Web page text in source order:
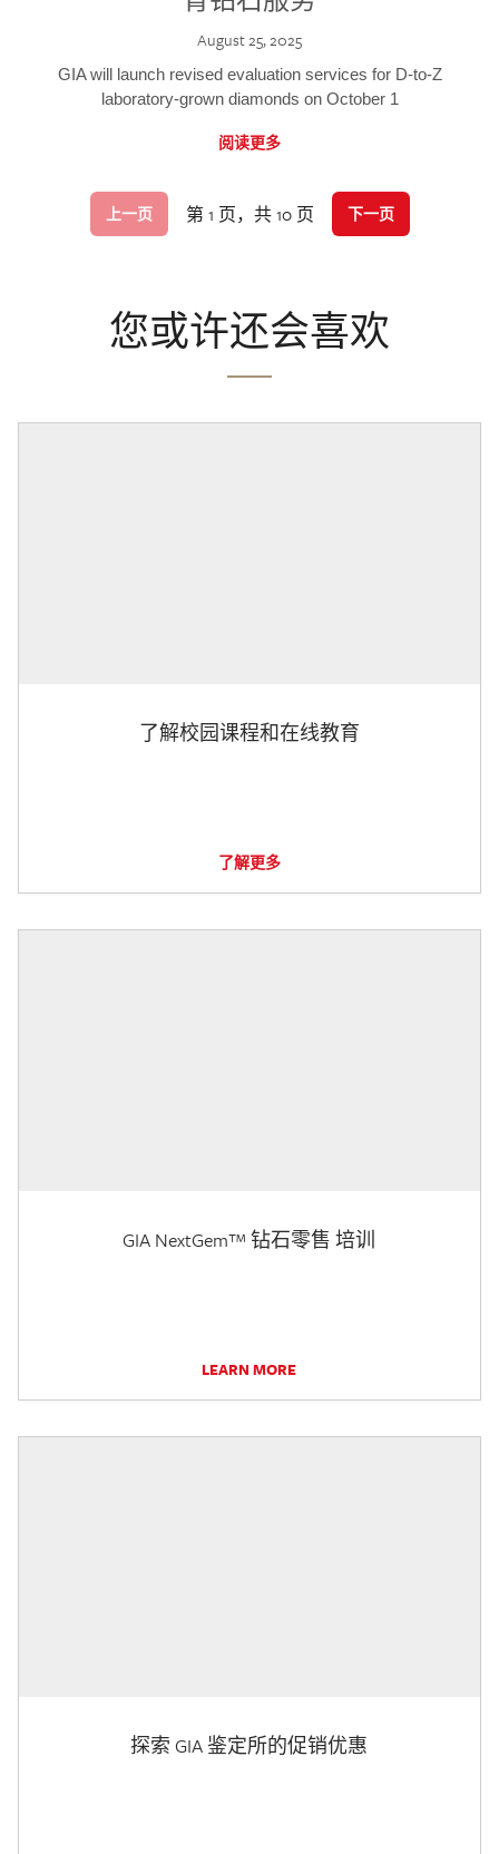
August 25, 2025
GIA will launch revised evaluation services for D-to-Z
laboratory-grown diamonds on October 1
阅读更多
上一页 第 1 页，共 10 页 下一页
您或许还会喜欢
了解校园课程和在线教育
了解更多
GIA NextGem™ 钻石零售 培训
LEARN MORE
探索 GIA 鉴定所的促销优惠